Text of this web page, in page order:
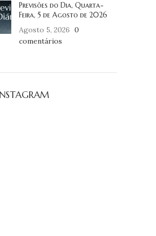
Previsões do Dia, Quarta-
Feira, 5 de Agosto de 2026
Agosto 5, 2026 0
comentários